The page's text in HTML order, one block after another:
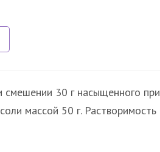
30 г насыщенного при
массой 50 г. Растворимость